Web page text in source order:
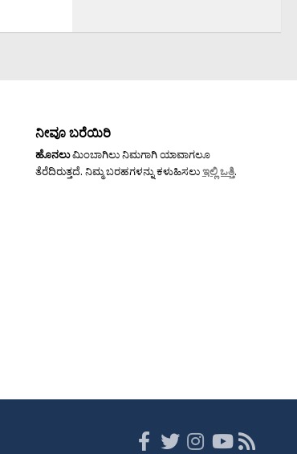
ನೀವೂ ಬರೆಯಿರಿ
ಹೊನಲುಮಿಂಬಾಗಿಲು ನಿಮಗಾಗಿ ಯಾವಾಗಲೂ
ತೆರೆದಿರುತ್ತದೆ. ನಿಮ್ಮ ಬರಹಗಳನ್ನು ಕಳುಹಿಸಲುಇಲ್ಲಿ ಒತ್ತಿ.